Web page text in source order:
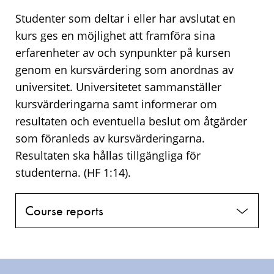
Studenter som deltar i eller har avslutat en
kurs ges en möjlighet att framföra sina
erfarenheter av och synpunkter på kursen
genom en kursvärdering som anordnas av
universitet. Universitetet sammanställer
kursvärderingarna samt informerar om
resultaten och eventuella beslut om åtgärder
som föranleds av kursvärderingarna.
Resultaten ska hållas tillgängliga för
studenterna. (HF 1:14).
Course reports